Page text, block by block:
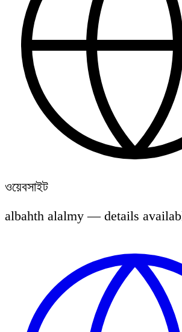
ওয়েবসাইট
albahth alalmy — details